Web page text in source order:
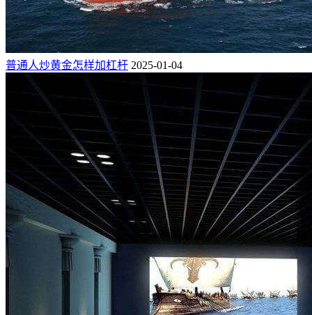
普通人炒黄金怎样加杠杆 2025-01-04